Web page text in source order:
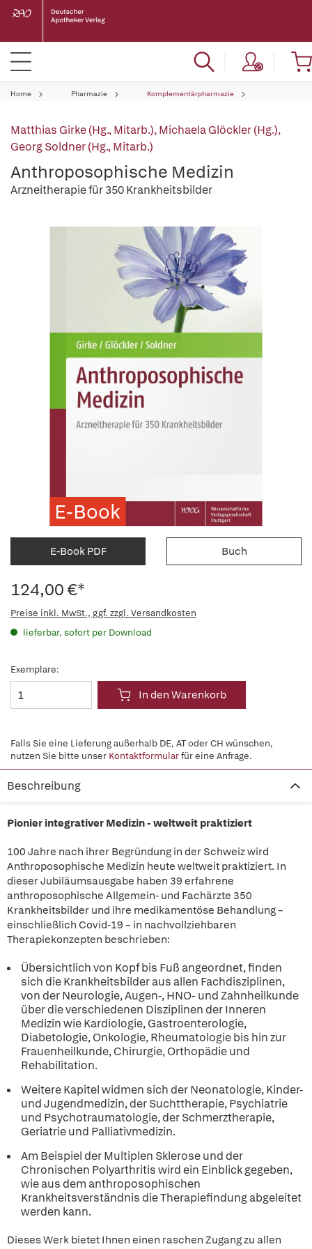
Home Pharmazie Komplementärpharmazie
Matthias Girke (Hg., Mitarb.),Michaela Glöckler (Hg.),
Georg Soldner (Hg., Mitarb.)
Anthroposophische Medizin
Arzneitherapie für 350 Krankheitsbilder
E-Book
E-Book PDF Buch
124,00 €*
Preise inkl. MwSt., ggf. zzgl. Versandkosten
lieferbar, sofort per Download
Exemplare:
In den Warenkorb
Falls Sie eine Lieferung außerhalb DE, AT oder CH wünschen,
nutzen Sie bitte unser Kontaktformularfür eine Anfrage.
Beschreibung
Pionier integrativer Medizin - weltweit praktiziert
100 Jahre nach ihrer Begründung in der Schweiz wird
Anthroposophische Medizin heute weltweit praktiziert. In
dieser Jubiläumsausgabe haben 39 erfahrene
anthroposophische Allgemein- und Fachärzte 350
Krankheitsbilder und ihre medikamentöse Behandlung –
einschließlich Covid-19 – in nachvollziehbaren
Therapiekonzepten beschrieben:
Übersichtlich von Kopf bis Fuß angeordnet, finden
sich die Krankheitsbilder aus allen Fachdisziplinen,
von der Neurologie, Augen-, HNO- und Zahnheilkunde
über die verschiedenen Disziplinen der Inneren
Medizin wie Kardiologie, Gastroenterologie,
Diabetologie, Onkologie, Rheumatologie bis hin zur
Frauenheilkunde, Chirurgie, Orthopädie und
Rehabilitation.
Weitere Kapitel widmen sich der Neonatologie, Kinder-
und Jugendmedizin, der Suchttherapie, Psychiatrie
und Psychotraumatologie, der Schmerztherapie,
Geriatrie und Palliativmedizin.
Am Beispiel der Multiplen Sklerose und der
Chronischen Polyarthritis wird ein Einblick gegeben,
wie aus dem anthroposophischen
Krankheitsverständnis die Therapiefindung abgeleitet
werden kann.
Dieses Werk bietet Ihnen einen raschen Zugang zu allen